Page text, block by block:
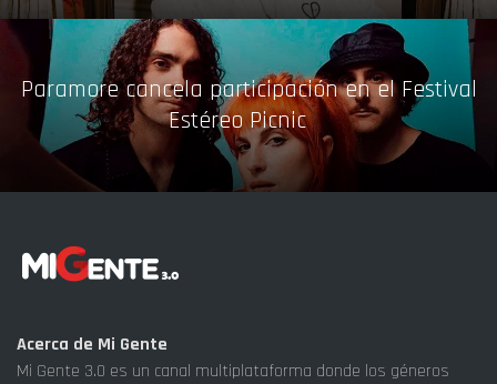
Paramore cancela participación en el Festival
Estéreo Picnic
Acerca de Mi Gente
Mi Gente 3.0 es un canal multiplataforma donde los géneros